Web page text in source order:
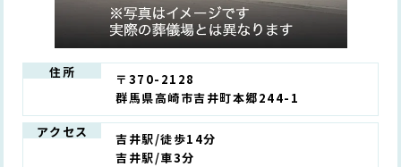
住所
〒370-2128
群馬県高崎市吉井町本郷244-1
アクセス
吉井駅/徒歩14分
吉井駅/車3分